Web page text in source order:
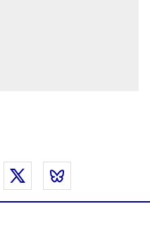
FacebookTwitter